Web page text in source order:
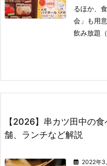
るほか、
会」も用
飲み放題
【2026】串カツ田中の
舗、ランチなど解説
2022年3